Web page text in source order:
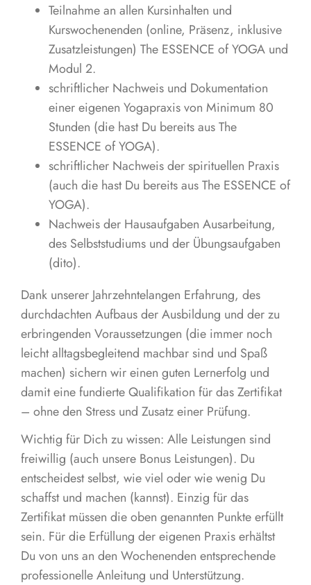
Teilnahme an allen Kursinhalten und
Kurswochenenden (online, Präsenz, inklusive
Zusatzleistungen) The ESSENCE of YOGA und
Modul 2.
schriftlicher Nachweis und Dokumentation
einer eigenen Yogapraxis von Minimum 80
Stunden (die hast Du bereits aus The
ESSENCE of YOGA).
schriftlicher Nachweis der spirituellen Praxis
(auch die hast Du bereits aus The ESSENCE of
YOGA).
Nachweis der Hausaufgaben Ausarbeitung,
des Selbststudiums und der Übungsaufgaben
(dito).
Dank unserer Jahrzehntelangen Erfahrung, des
durchdachten Aufbaus der Ausbildung und der zu
erbringenden Voraussetzungen (die immer noch
leicht alltagsbegleitend machbar sind und Spaß
machen) sichern wir einen guten Lernerfolg und
damit eine fundierte Qualifikation für das Zertifikat
– ohne den Stress und Zusatz einer Prüfung.
Wichtig für Dich zu wissen: Alle Leistungen sind
freiwillig (auch unsere Bonus Leistungen). Du
entscheidest selbst, wie viel oder wie wenig Du
schaffst und machen (kannst). Einzig für das
Zertifikat müssen die oben genannten Punkte erfüllt
sein. Für die Erfüllung der eigenen Praxis erhältst
Du von uns an den Wochenenden entsprechende
professionelle Anleitung und Unterstützung.